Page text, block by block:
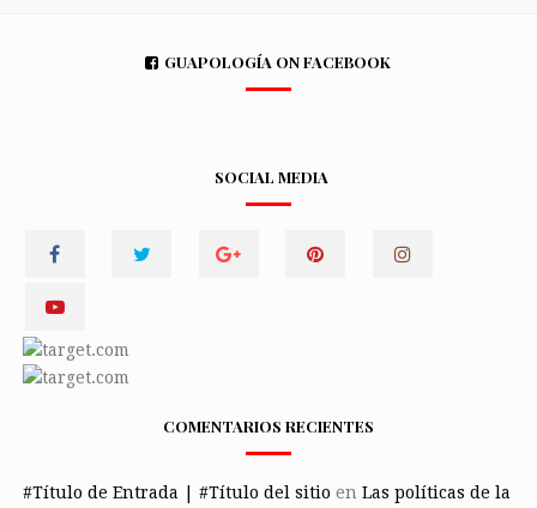
GUAPOLOGÍA ON FACEBOOK
SOCIAL MEDIA
COMENTARIOS RECIENTES
#Título de Entrada | #Título del sitio en Las políticas de la